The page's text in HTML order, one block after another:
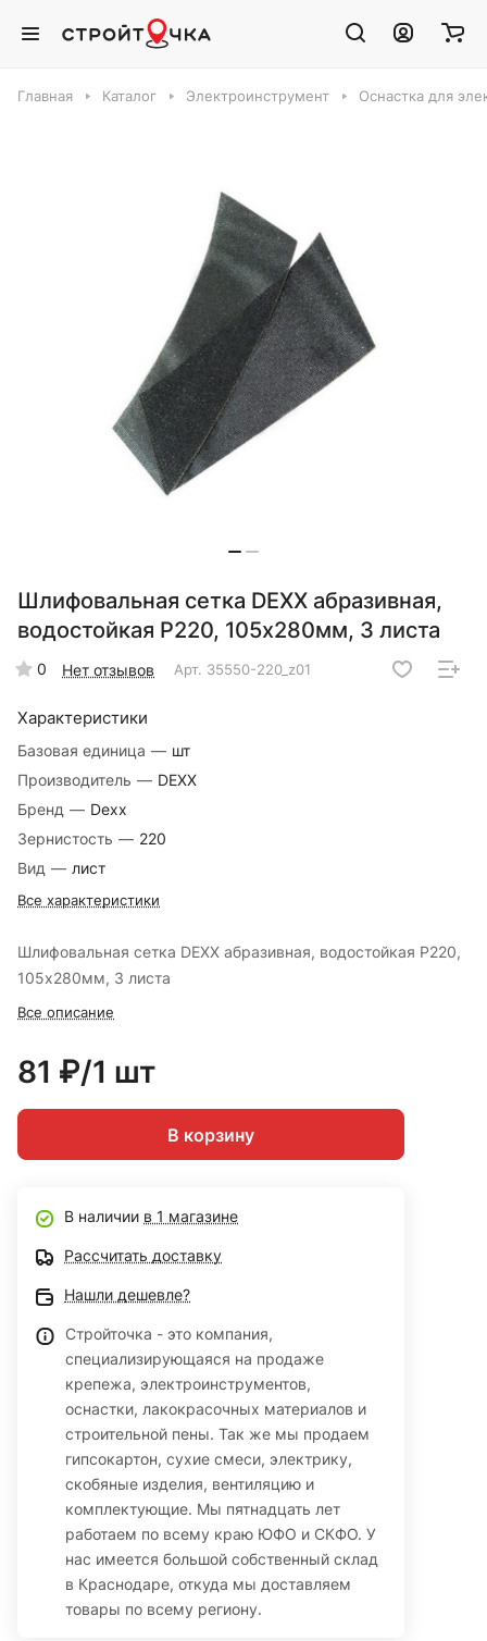
Главная Каталог Электроинструмент Оснастка для
Шлифовальная сетка DEXX абразивная,
водостойкая Р220, 105х280мм, 3 листа
0 Нет отзывов Арт. 35550-220_z01
Характеристики
Базовая единица — шт
Производитель — DEXX
Бренд — Dexx
Зернистость — 220
Вид — лист
Все характеристики
Шлифовальная сетка DEXX абразивная, водостойкая Р220,
105х280мм, 3 листа
Все описание
81 ₽/1 шт
В корзину
В наличии в 1 магазине
Рассчитать доставку
Нашли дешевле?
Стройточка - это компания,
специализирующаяся на продаже
крепежа, электроинструментов,
оснастки, лакокрасочных материалов и
строительной пены. Так же мы продаем
гипсокартон, сухие смеси, электрику,
скобяные изделия, вентиляцию и
комплектующие. Мы пятнадцать лет
работаем по всему краю ЮФО и СКФО. У
нас имеется большой собственный склад
в Краснодаре, откуда мы доставляем
товары по всему региону.